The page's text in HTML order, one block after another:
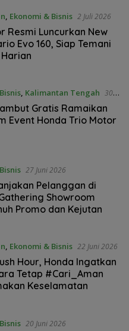
, Ekonomi & Bisnis 2 Juli 2026
Resmi Luncurkan New
Evo 160, Siap Temani
, Kalimantan Tengah 30
Gratis Ramaikan
Event Honda Trio Motor
27 Juni 2026
Pelanggan di
Showroom
Promo dan Kejutan
, Ekonomi & Bisnis 22 Juni 2026
Hour, Honda Ingatkan
Tetap #Cari_Aman
Keselamatan
20 Juni 2026